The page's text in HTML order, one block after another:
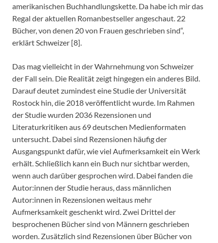
amerikanischen Buchhandlungskette. Da habe ich mir das
Regal der aktuellen Romanbestseller angeschaut. 22
Bücher, von denen 20 von Frauen geschrieben sind“,
erklärt Schweizer [8].
Das mag vielleicht in der Wahrnehmung von Schweizer
der Fall sein. Die Realität zeigt hingegen ein anderes Bild.
Darauf deutet zumindest eine Studie der Universität
Rostock hin, die 2018 veröffentlicht wurde. Im Rahmen
der Studie wurden 2036 Rezensionen und
Literaturkritiken aus 69 deutschen Medienformaten
untersucht. Dabei sind Rezensionen häufig der
Ausgangspunkt dafür, wie viel Aufmerksamkeit ein Werk
erhält. Schließlich kann ein Buch nur sichtbar werden,
wenn auch darüber gesprochen wird. Dabei fanden die
Autor:innen der Studie heraus, dass männlichen
Autor:innen in Rezensionen weitaus mehr
Aufmerksamkeit geschenkt wird. Zwei Drittel der
besprochenen Bücher sind von Männern geschrieben
worden. Zusätzlich sind Rezensionen über Bücher von